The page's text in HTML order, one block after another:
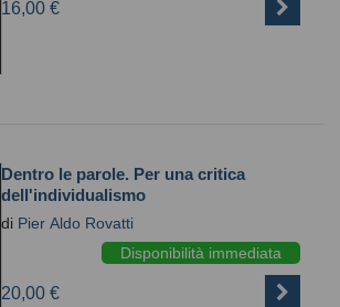
16,00 €
Dentro le parole. Per una critica
dell'individualismo
di Pier Aldo Rovatti
Disponibilità immediata
20,00 €